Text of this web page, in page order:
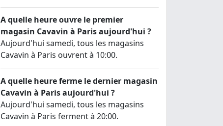
A quelle heure ouvre le premier
magasin Cavavin à Paris aujourd'hui ?
Aujourd'hui samedi, tous les magasins
Cavavin à Paris ouvrent à 10:00.
A quelle heure ferme le dernier magasin
Cavavin à Paris aujourd'hui ?
Aujourd'hui samedi, tous les magasins
Cavavin à Paris ferment à 20:00.